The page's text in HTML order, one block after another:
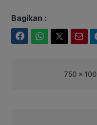
Bagikan :
750 x 100